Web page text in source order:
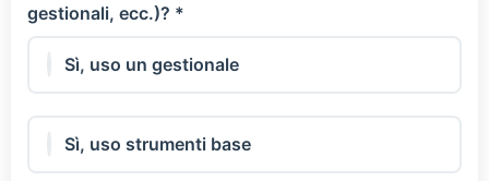
gestionali, ecc.)? *
Sì, uso un gestionale
Sì, uso strumenti base